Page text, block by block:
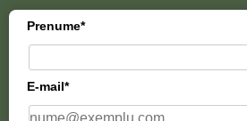
Prenume*
E-mail*